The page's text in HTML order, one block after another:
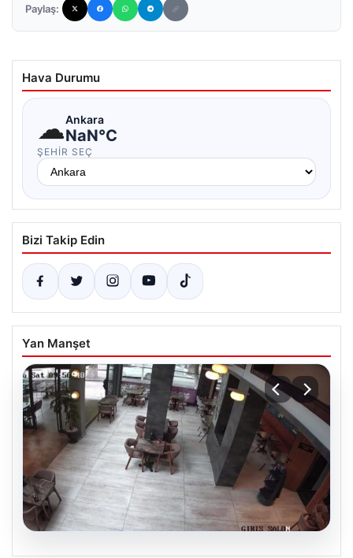
Paylaş:
Hava Durumu
☁Ankara
NaN°C
ŞEHIR SEÇ
Bizi Takip Edin
Yan Manşet